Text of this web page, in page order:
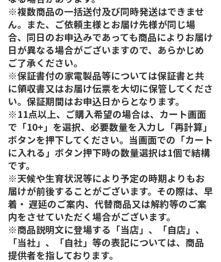
※複数商品の一括送付及び同時発送はできませ
ん。また、ご依頼主様とお届け先様が同じ場
合、同日のお申込みであっても商品によりお届け
日が異なる場合がございますので、あらかじめ
ご了承ください。
※保証書付の家電製品等については保証書と共
に領収書又はお届け伝票を大切に保管してくださ
い。保証期間はお申込日からとなります。
※11点以上、ご購入希望の場合は、カート画面
で「10+」を選択、必要数量を入力し「再計算」
ボタンを押下してください。当画面での「カート
に入れる」ボタン押下時の数量選択は1個で結構
です。
※天候や生育状況等により予定の時期よりもお
届けが前後することがございます。その際は、早
着・ 遅延のご案内、代替商品又は解約等のご案
内をさせていただく場合がございます。
※商品説明文に登場する「当店」、「自店」、
「当社」、「自社」等の表記については、商品
提供者を指しております。